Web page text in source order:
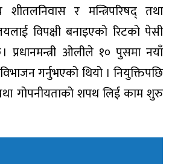
शीतलनिवास र मन्त्रिपरिषद् तथा
विपक्षी बनाइएको रिटको पेसी
प्रधानमन्त्री ओलीले १० पुसमा नयाँ
विभाजन गर्नुभएको थियो । नियुक्तिपछि
गोपनीयताको शपथ लिई काम शुरु